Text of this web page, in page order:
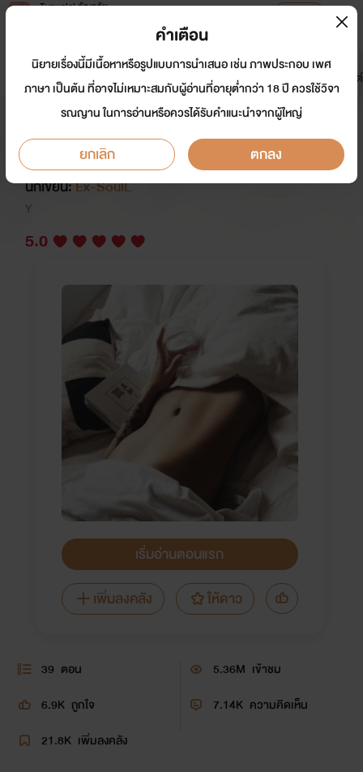
Tunwalai ธัญวลัย
หน้าแรก นิยาย อีบุ๊ก การ์ตูน
มาใหม่
ดรีมแชท ธัญลิสต์
Happy New Boyfriend!(จบ
แล้ว:เปิดจองถึง31/10/61)
นักเขียน:Ex-SoulL
Y
5.0
เริ่มอ่านตอนแรก
เพิ่มลงคลัง
ให้ดาว
39 ตอน 5.36M เข้าชม
6.9K ถูกใจ 7.14K ความคิดเห็น
21.8K เพิ่มลงคลัง
คำเตือน
นิยายเรื่องนี้มีเนื้อหาหรือรูปแบบการนำเสนอ เช่น ภาพประกอบ เพศ
ภาษา เป็นต้น ที่อาจไม่เหมาะสมกับผู้อ่านที่อายุต่ำกว่า 18 ปี ควรใช้วิจา
รณญาน ในการอ่านหรือควรได้รับคำแนะนำจากผู้ใหญ่
ยกเลิก ตกลง